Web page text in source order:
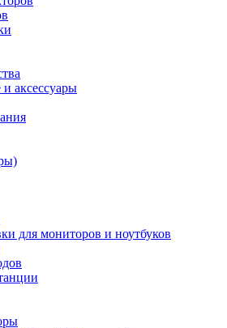
аксессуары
для мониторов и ноутбуков